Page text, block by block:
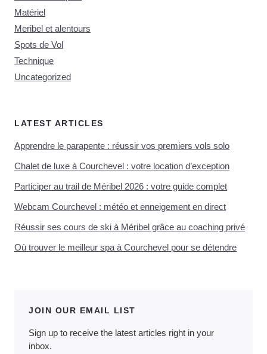
Matériel
Meribel et alentours
Spots de Vol
Technique
Uncategorized
LATEST ARTICLES
Apprendre le parapente : réussir vos premiers vols solo
Chalet de luxe à Courchevel : votre location d’exception
Participer au trail de Méribel 2026 : votre guide complet
Webcam Courchevel : météo et enneigement en direct
Réussir ses cours de ski à Méribel grâce au coaching privé
Où trouver le meilleur spa à Courchevel pour se détendre
JOIN OUR EMAIL LIST
Sign up to receive the latest articles right in your
inbox.